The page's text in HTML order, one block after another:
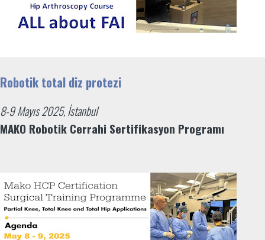
Robotik total diz protezi
8-9 Mayıs 2025, İstanbul
MAKO Robotik Cerrahi Sertifikasyon Programı